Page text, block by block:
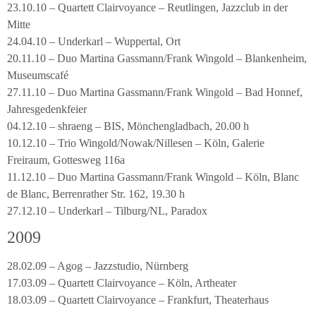
23.10.10 – Quartett Clairvoyance – Reutlingen, Jazzclub in der
Mitte
24.04.10 – Underkarl – Wuppertal, Ort
20.11.10 – Duo Martina Gassmann/Frank Wingold – Blankenheim,
Museumscafé
27.11.10 – Duo Martina Gassmann/Frank Wingold – Bad Honnef,
Jahresgedenkfeier
04.12.10 – shraeng – BIS, Mönchengladbach, 20.00 h
10.12.10 – Trio Wingold/Nowak/Nillesen – Köln, Galerie
Freiraum, Gottesweg 116a
11.12.10 – Duo Martina Gassmann/Frank Wingold – Köln, Blanc
de Blanc, Berrenrather Str. 162, 19.30 h
27.12.10 – Underkarl – Tilburg/NL, Paradox
2009
28.02.09 – Agog – Jazzstudio, Nürnberg
17.03.09 – Quartett Clairvoyance – Köln, Artheater
18.03.09 – Quartett Clairvoyance – Frankfurt, Theaterhaus